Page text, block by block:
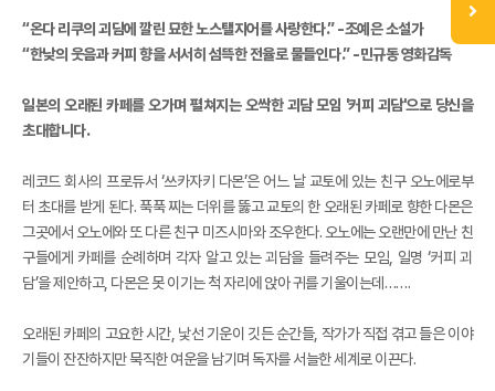
“온다 리쿠의 괴담에 깔린 묘한 노스탤지어를 사랑한다.” -조예은 소설가
“한낮의 웃음과 커피 향을 서서히 섬뜩한 전율로 물들인다.” -민규동 영화감독
일본의 오래된 카페를 오가며 펼쳐지는 오싹한 괴담 모임 '커피 괴담'으로 당신을
초대합니다.
레코드 회사의 프로듀서 ‘쓰카자키 다몬’은 어느 날 교토에 있는 친구 오노에로부
터 초대를 받게 된다. 푹푹 찌는 더위를 뚫고 교토의 한 오래된 카페로 향한 다몬은
그곳에서 오노에와 또 다른 친구 미즈시마와 조우한다. 오노에는 오랜만에 만난 친
구들에게 카페를 순례하며 각자 알고 있는 괴담을 들려주는 모임, 일명 ‘커피 괴
담’을 제안하고, 다몬은 못 이기는 척 자리에 앉아 귀를 기울이는데…….
오래된 카페의 고요한 시간, 낯선 기운이 깃든 순간들, 작가가 직접 겪고 들은 이야
기들이 잔잔하지만 묵직한 여운을 남기며 독자를 서늘한 세계로 이끈다.